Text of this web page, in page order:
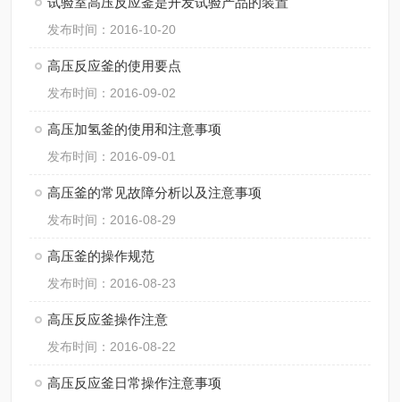
发布时间：2016-10-20
高压反应釜的使用要点
发布时间：2016-09-02
高压加氢釜的使用和注意事项
发布时间：2016-09-01
高压釜的常见故障分析以及注意事项
发布时间：2016-08-29
高压釜的操作规范
发布时间：2016-08-23
高压反应釜操作注意
发布时间：2016-08-22
高压反应釜日常操作注意事项